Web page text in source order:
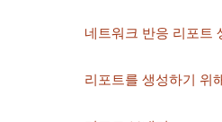
네트워크 반응 리포트
리포트를 생성하기 위